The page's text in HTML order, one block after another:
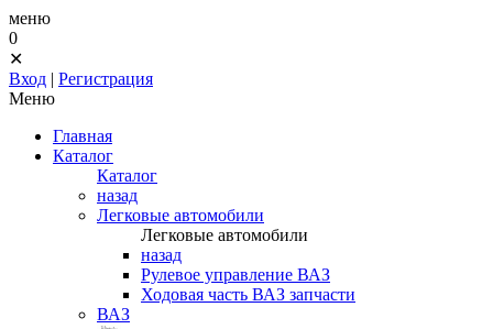
меню
0
✕
Вход | Регистрация
Меню
Главная
Каталог
Каталог
назад
Легковые автомобили
Легковые автомобили
назад
Рулевое управление ВАЗ
Ходовая часть ВАЗ запчасти
ВАЗ